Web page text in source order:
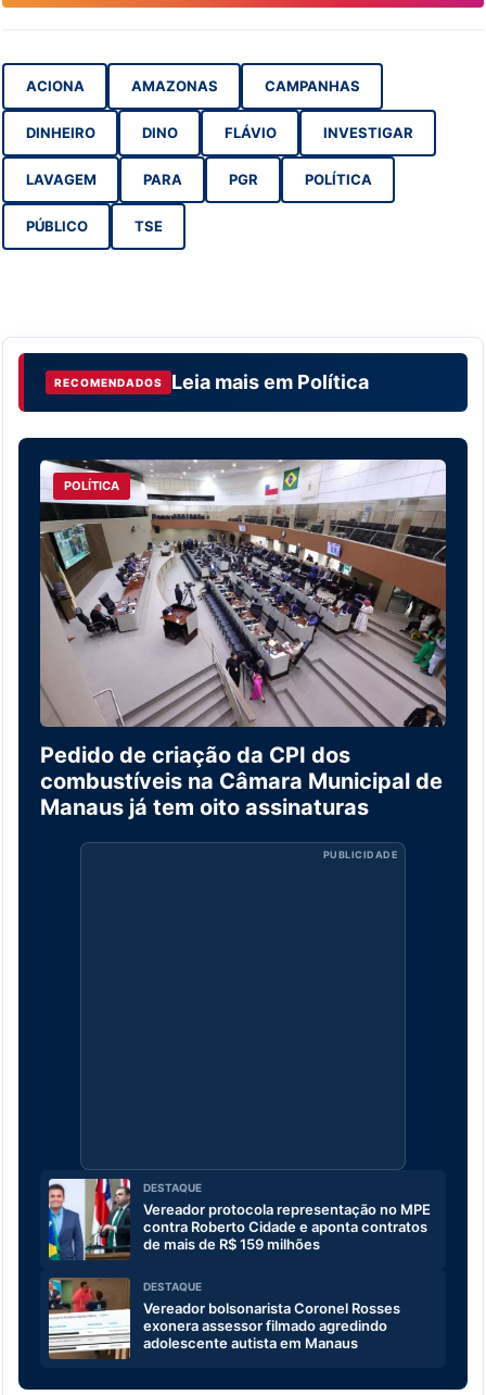
ACIONA AMAZONAS CAMPANHAS
DINHEIRO DINO FLÁVIO INVESTIGAR
LAVAGEM PARA PGR POLÍTICA
PÚBLICO TSE
RECOMENDADOS Leia mais em Política
POLÍTICA
Pedido de criação da CPI dos
combustíveis na Câmara Municipal de
Manaus já tem oito assinaturas
PUBLICIDADE
DESTAQUE
Vereador protocola representação no MPE
contra Roberto Cidade e aponta contratos
de mais de R$ 159 milhões
DESTAQUE
Vereador bolsonarista Coronel Rosses
exonera assessor filmado agredindo
adolescente autista em Manaus